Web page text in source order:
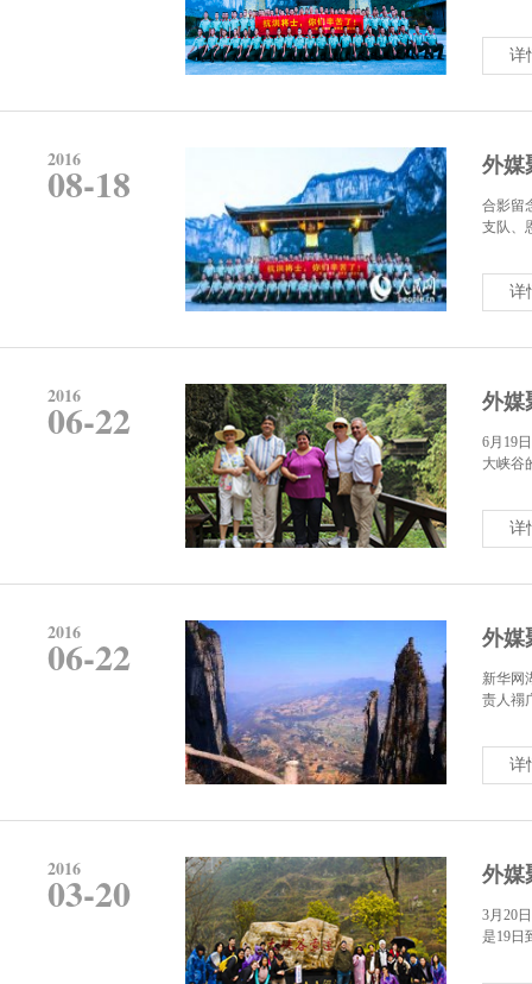
详
2016
08-18 外媒
合影留
支队、
详
2016
06-22 外媒
6月19
大峡谷
详
2016
06-22 外媒
新华网
责人禤
详
2016
03-20 外媒
3月20
是19日